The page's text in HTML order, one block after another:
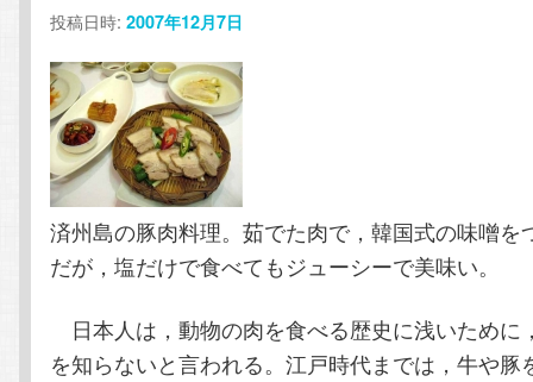
ン
テ
ン
ツ
へ
移
テ
ン
ツ
へ
移
動
投稿日時:2007年12月7日
済州島の豚肉料理。茹でた肉で，韓国式の味噌を
だが，塩だけで食べてもジューシーで美味い。
日本人は，動物の肉を食べる歴史に浅いために
を知らないと言われる。江戸時代までは，牛や豚